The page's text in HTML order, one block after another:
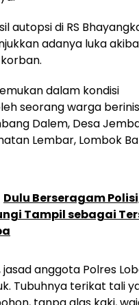
autopsi di RS
adanya luka
dalam kondisi
seorang warga
Dalem, Desa
Lembar, Lombok
Dulu Berseragam
Tampil sebagai
anggota Polres
Tubuhnya terikat tali